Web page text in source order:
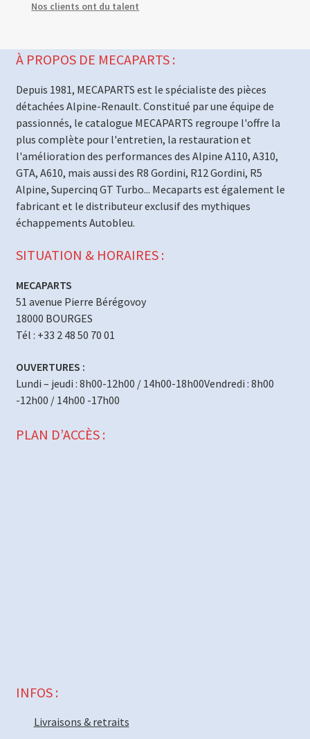
Nos clients ont du talent
À PROPOS DE MECAPARTS :
Depuis 1981, MECAPARTS est le spécialiste des pièces
détachées Alpine-Renault. Constitué par une équipe de
passionnés, le catalogue MECAPARTS regroupe l'offre la
plus complète pour l'entretien, la restauration et
l'amélioration des performances des Alpine A110, A310,
GTA, A610, mais aussi des R8 Gordini, R12 Gordini, R5
Alpine, Supercinq GT Turbo... Mecaparts est également le
fabricant et le distributeur exclusif des mythiques
échappements Autobleu.
SITUATION & HORAIRES :
MECAPARTS
51 avenue Pierre Bérégovoy
18000 BOURGES
Tél : +33 2 48 50 70 01
OUVERTURES :
Lundi – jeudi : 8h00-12h00 / 14h00-18h00Vendredi : 8h00
-12h00 / 14h00 -17h00
PLAN D’ACCÈS :
INFOS :
Livraisons & retraits